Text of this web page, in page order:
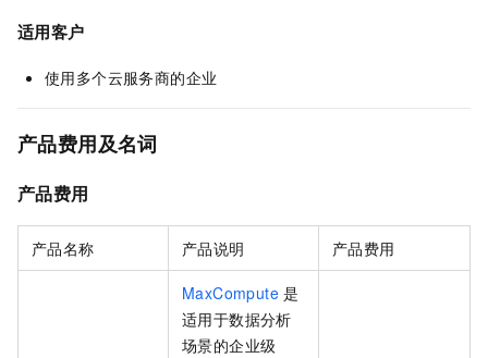
适用客户
使用多个云服务商的企业
产品费用及名词
产品费用
产品名称 产品说明 产品费用
MaxCompute 是
适用于数据分析
场景的企业级